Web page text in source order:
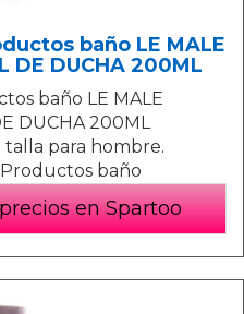
baño LE MALE
DE DUCHA 200ML
baño LE MALE
DUCHA 200ML
para hombre.
baño
en Spartoo